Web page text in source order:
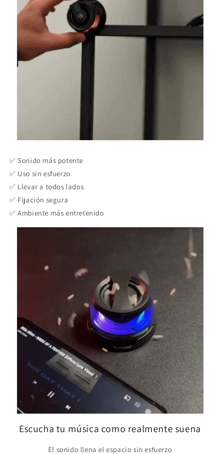
✅ Sonido más potente
✅ Uso sin esfuerzo
✅ Llevar a todos lados
✅ Fijación segura
✅ Ambiente más entretenido
Escucha tu música como realmente suena
El sonido llena el espacio sin esfuerzo